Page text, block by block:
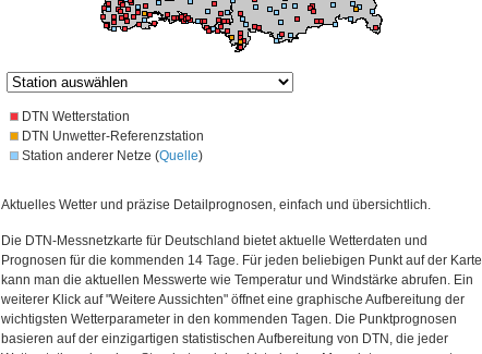
DTN Wetterstation
DTN Unwetter-Referenzstation
Station anderer Netze (Quelle)
Aktuelles Wetter und präzise Detailprognosen, einfach und übersichtlich.
Die DTN-Messnetzkarte für Deutschland bietet aktuelle Wetterdaten und
Prognosen für die kommenden 14 Tage. Für jeden beliebigen Punkt auf der Karte
kann man die aktuellen Messwerte wie Temperatur und Windstärke abrufen. Ein
weiterer Klick auf "Weitere Aussichten" öffnet eine graphische Aufbereitung der
wichtigsten Wetterparameter in den kommenden Tagen. Die Punktprognosen
basieren auf der einzigartigen statistischen Aufbereitung von DTN, die jeder